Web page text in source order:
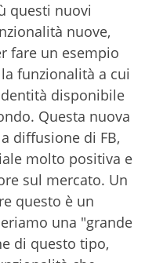
questi nuovi
nuove,
fare un esempio
funzionalità a cui
disponibile
Questa nuova
diffusione di FB,
molto positiva e
sul mercato. Un
questo è un
una "grande
di questo tipo,